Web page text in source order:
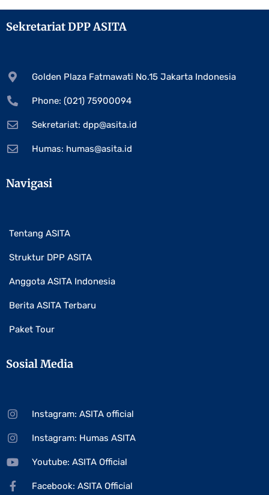
Sekretariat DPP ASITA
Golden Plaza Fatmawati No.15 Jakarta Indonesia
Phone: (021) 75900094
Sekretariat: dpp@asita.id
Humas: humas@asita.id
Navigasi
Tentang ASITA
Struktur DPP ASITA
Anggota ASITA Indonesia
Berita ASITA Terbaru
Paket Tour
Sosial Media
Instagram: ASITA official
Instagram: Humas ASITA
Youtube: ASITA Official
Facebook: ASITA Official